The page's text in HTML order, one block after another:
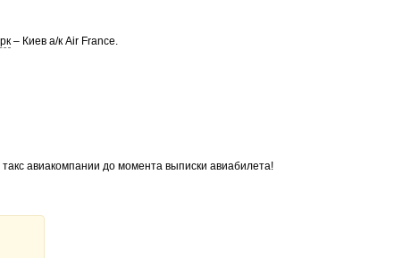
– Киев а/к Air France.
авиакомпании до момента выписки авиабилета!